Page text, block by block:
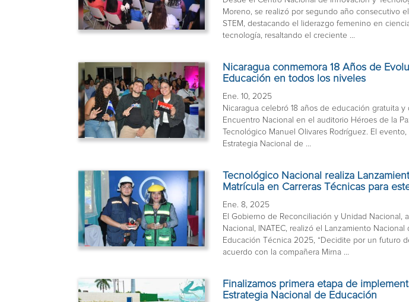
Moreno, se realizó por segundo año consecutivo
STEM, destacando el liderazgo femenino en
tecnología, resaltando el creciente ...
Nicaragua conmemora 18 Años de
Educación en todos los niveles
Ene. 10, 2025
Nicaragua celebró 18 años de educación gratuita
Encuentro Nacional en el auditorio Héroes de la
Tecnológico Manuel Olivares Rodríguez. El
Estrategia Nacional de ...
Tecnológico Nacional realiza
Matrícula en Carreras Técnicas para
Ene. 8, 2025
El Gobierno de Reconciliación y Unidad Nacional,
Nacional, INATEC, realizó el Lanzamiento Nacional
Educación Técnica 2025, “Decidite por un futuro
acuerdo con la compañera Mirna ...
Finalizamos primera etapa de
Estrategia Nacional de Educación